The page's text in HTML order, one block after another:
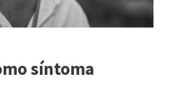
síntoma